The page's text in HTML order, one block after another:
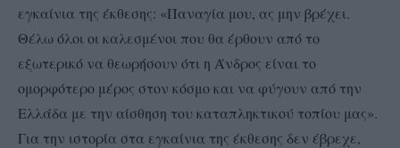
εγκαίνια της έκθεσης: «Παναγία μου, ας μην βρέχει.
Θέλω όλοι οι καλεσμένοι που θα έρθουν από το
εξωτερικό να θεωρήσουν ότι η Άνδρος είναι το
ομορφότερο μέρος στον κόσμο και να φύγουν από την
Ελλάδα με την αίσθηση του καταπληκτικού τοπίου μας».
Για την ιστορία στα εγκαίνια της έκθεσης δεν έβρεχε,